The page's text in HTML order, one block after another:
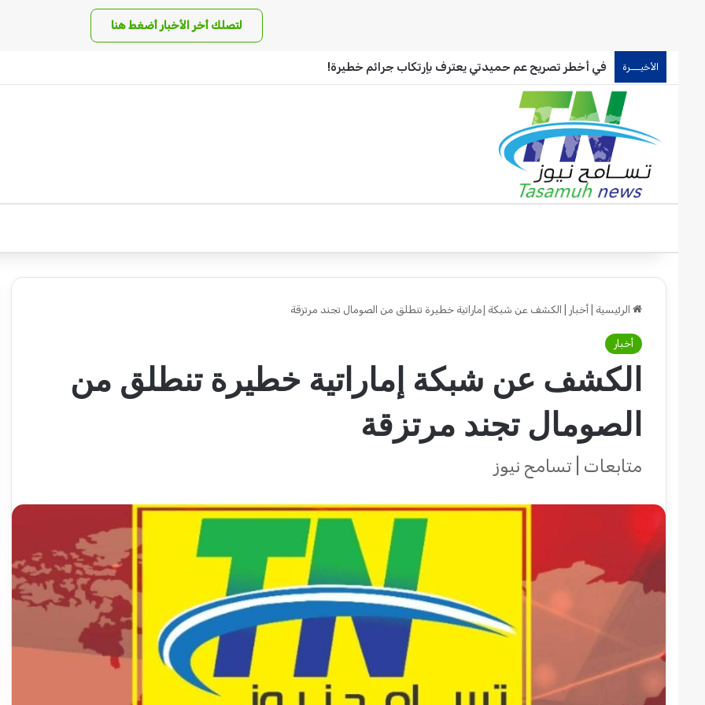
لتصلك أخر الأخبار أضغط هنا
الأخيـــرة في أخطر تصريح عم حميدتي يعترف بإرتكاب جرائم خطيرة!
الرئيسية أخبار الكشف عن شبكة إماراتية خطيرة تنطلق من الصومال تجند مرتزقة
أخبار
الكشف عن شبكة إماراتية خطيرة تنطلق من
الصومال تجند مرتزقة
متابعات | تسامح نيوز